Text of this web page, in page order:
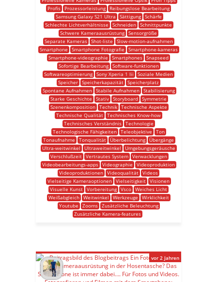
Profis
Prozessorleistung
Reibungslose Bearbeitung
Samsung Galaxy S21 Ultra
Sättigung
Schärfe
Schlechte Lichtverhältnisse
Schneiden Schnittpunkte
Schwere Kameraausrüstung Sensorgröße
Separate Kameras
Shot-liste
Slow-motion-aufnahmen
Smartphone
Smartphone Fotografie
Smartphone-kameras
Smartphone-videographie
Smartphones Snapseed
Sofortige Bearbeitung
Software-funktionen
Softwareoptimierung Sony Xperia 1 Iii
Soziale Medien
Speicher Speicherkapazität Speicherplatz
Spontane Aufnahmen
Stabile Aufnahmen
Stabilisierung
Starke Geschichte
Stativ Storyboard Symmetrie
Szenenkomposition
Technik
Technische Aspekte
Technische Qualität Technisches Know-how
Technisches Verständnis
Technologie
Technologische Fähigkeiten
Teleobjektive
Ton
Tonaufnahme
Tonqualität Überbelichtung
Übergänge
Ultra-weitwinkel
Ultraweitwinkel
Umgebungsgeräusche
Verschlußzeit
Vertrautes System
Verwacklungen
Videobearbeitungs-apps Videographie
Videoproduktion
Videoproduktionen Videoqualität Videos
Vielseitige Kameraoptionen Vielseitigkeit Visionen
Visuelle Kunst Vorbereitung Vsco Weiches Licht
Weißabgleich
Weitwinkel Werkzeuge
Wirklichkeit
Youtube
Zooms
Zusätzliche Beleuchtung
Zusätzliche Kamera-features
vor 2 Jahren